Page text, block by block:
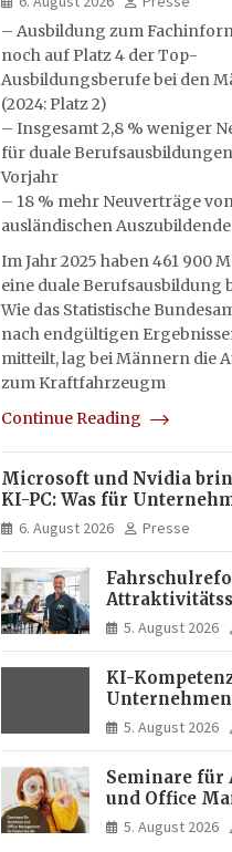
medizinische
– Ausbildung zum
noch auf Platz 4 der Top-
Ausbildungsberufe bei den
(2024: Platz 2)
– Insgesamt 2,8 % weniger
für duale
Vorjahr
– 18 % mehr Neuverträge
ausländischen
Im Jahr 2025 haben 461 900
eine duale Berufsausbildung
Wie das Statistische
nach endgültigen
mitteilt, lag bei Männern die
zum Kraftfahrzeugm
Continue Reading
Microsoft und Nvidia
KI-PC: Was für
künftig direkt auf Ihrem
läuft und was weiter in der
bleibt
6. August 2026 Presse
die5. August 2026
KI-
zwei Drittel
Experten
5. August 2026
Seminare für
und Office
So finden Sie
passende
5. August 2026